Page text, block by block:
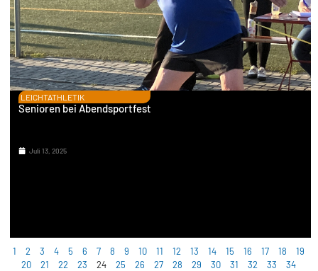
LEICHTATHLETIK
Senioren bei Abendsportfest
Juli 13, 2025
1 2 3 4 5 6 7 8 9 10 11 12 13 14 15 16 17 18
19
20
21 22 23 24 25 26 27 28 29 30 31 32 33
34